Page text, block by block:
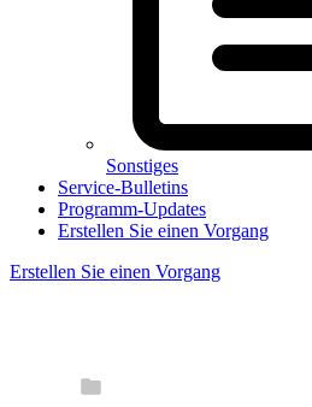
Sonstiges
Service-Bulletins
Programm-Updates
Erstellen Sie einen Vorgang
Erstellen Sie einen Vorgang